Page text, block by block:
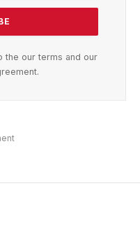
the our terms and our